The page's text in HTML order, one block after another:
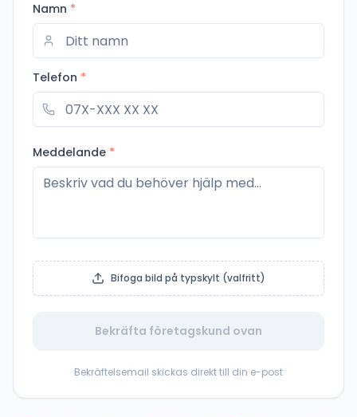
Namn *
Telefon *
Meddelande *
Bifoga bild på typskylt (valfritt)
Bekräfta företagskund ovan
Bekräftelsemail skickas direkt till din e-post